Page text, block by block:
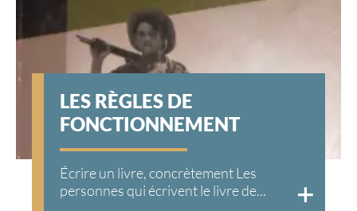
LES RÈGLES DE
FONCTIONNEMENT
Écrire un livre, concrètement Les
personnes qui écrivent le livre de...